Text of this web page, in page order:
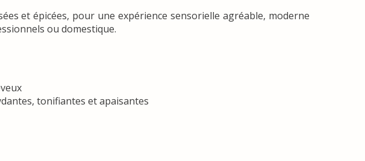
et épicées, pour une expérience sensorielle agréable, moderne
ou domestique.
tonifiantes et apaisantes